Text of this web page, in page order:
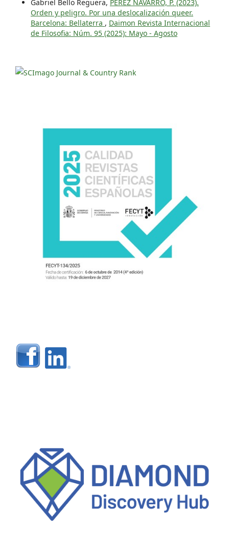
Gabriel Bello Reguera, PÉREZ NAVARRO, P. (2023).
Orden y peligro. Por una deslocalización queer.
Barcelona: Bellaterra , Daimon Revista Internacional
de Filosofia: Núm. 95 (2025): Mayo - Agosto